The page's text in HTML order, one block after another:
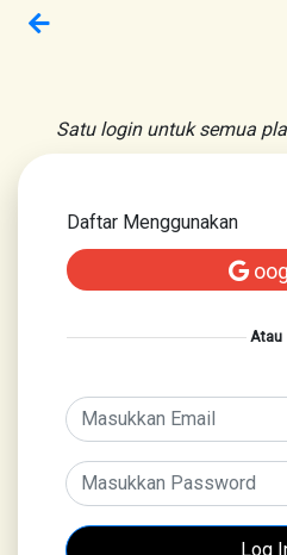
Satu login untuk semua
Daftar Menggunakan
Atau